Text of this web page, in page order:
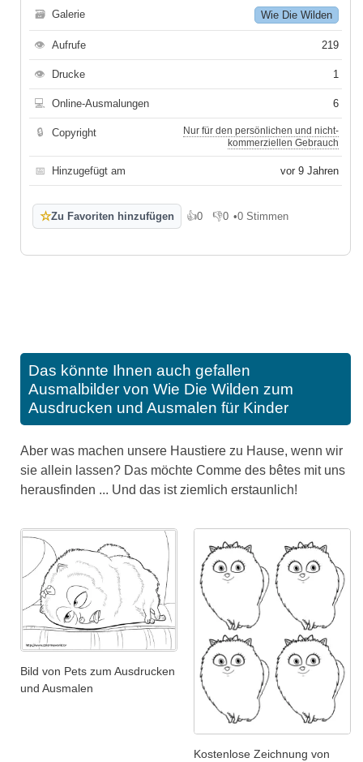
🗃 Galerie Wie Die Wilden
👁 Aufrufe 219
👁 Drucke 1
💻 Online-Ausmalungen 6
🔒 Copyright
Nur für den persönlichen und nicht-
kommerziellen Gebrauch
📅 Hinzugefügt am vor 9 Jahren
☆Zu Favoriten hinzufügen 👍0
Gefällt mir
👎0
Gefällt mir nicht
•0 Stimmen
Das könnte Ihnen auch gefallen
Ausmalbilder von Wie Die Wilden zum
Ausdrucken und Ausmalen für Kinder
Aber was machen unsere Haustiere zu Hause, wenn wir
sie allein lassen? Das möchte Comme des bêtes mit uns
herausfinden ... Und das ist ziemlich erstaunlich!
Bild von Pets zum Ausdrucken
und Ausmalen
Kostenlose Zeichnung von